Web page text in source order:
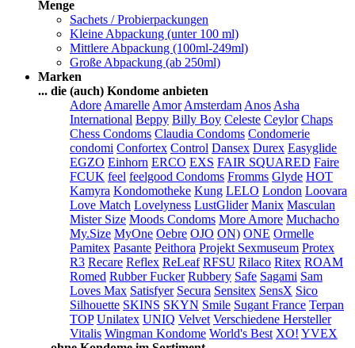
Menge
Sachets / Probierpackungen
Kleine Abpackung (unter 100 ml)
Mittlere Abpackung (100ml-249ml)
Große Abpackung (ab 250ml)
Marken
... die (auch) Kondome anbieten
Adore Amarelle Amor Amsterdam Anos Asha
International Beppy Billy Boy Celeste Ceylor Chaps
Chess Condoms Claudia Condoms Condomerie
condomi Confortex Control Dansex Durex Easyglide
EGZO Einhorn ERCO EXS FAIR SQUARED Faire
FCUK feel feelgood Condoms Fromms Glyde HOT
Kamyra Kondomotheke Kung LELO London Loovara
Love Match Lovelyness LustGlider Manix Masculan
Mister Size Moods Condoms More Amore Muchacho
My.Size MyOne Oebre OJO ON) ONE Ormelle
Pamitex Pasante Peithora Projekt Sexmuseum Protex
R3 Recare Reflex ReLeaf RFSU Rilaco Ritex ROAM
Romed Rubber Fucker Rubbery Safe Sagami Sam
Loves Max Satisfyer Secura Sensitex SensX Sico
Silhouette SKINS SKYN Smile Sugant France Terpan
TOP Unilatex UNIQ Velvet Verschiedene Hersteller
Vitalis Wingman Kondome World's Best XO! YVEX